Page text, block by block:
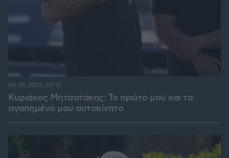
Κυριάκος Μητσοτάκης: Το πρώτο μου και το
αγαπημένο μου αυτοκίνητο
08.08.2026, 09:31